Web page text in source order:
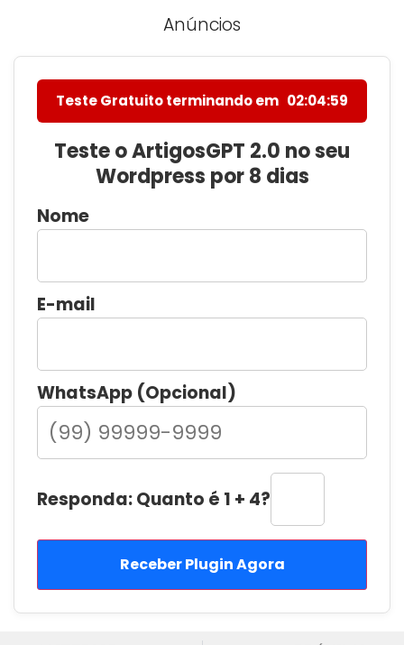
Anúncios
Teste Gratuito terminando em 02:04:58
Teste o ArtigosGPT 2.0 no seu
Wordpress por 8 dias
Nome
E-mail
WhatsApp (Opcional)
Responda: Quanto é 1 + 4?
Receber Plugin Agora